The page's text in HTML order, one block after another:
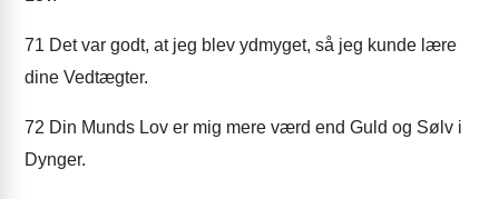
71 Det var godt, at jeg blev ydmyget, så jeg kunde lære
dine Vedtægter.
72 Din Munds Lov er mig mere værd end Guld og Sølv i
Dynger.